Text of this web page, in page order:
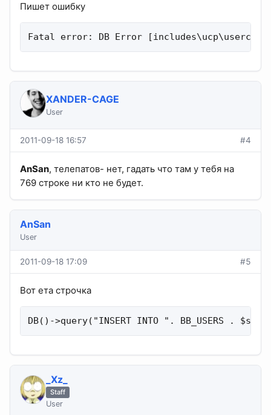
Пишет ошибку
Fatal error: DB Error
XANDER-CAGE
User
2011-09-18 16:57 #4
AnSan, телепатов- нет, гадать что там у тебя на
769 строке ни кто не будет.
AnSan
User
2011-09-18 17:09 #5
Вот ета строчка
DB()->query("INSERT INTO ". BB_USERS .
_Xz_
Staff
User